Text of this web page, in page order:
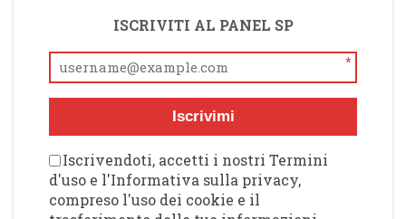
ISCRIVITI AL PANEL SP
*
Iscrivimi
Iscrivendoti, accetti i nostri Termini
d'uso e l'Informativa sulla privacy,
compreso l'uso dei cookie e il